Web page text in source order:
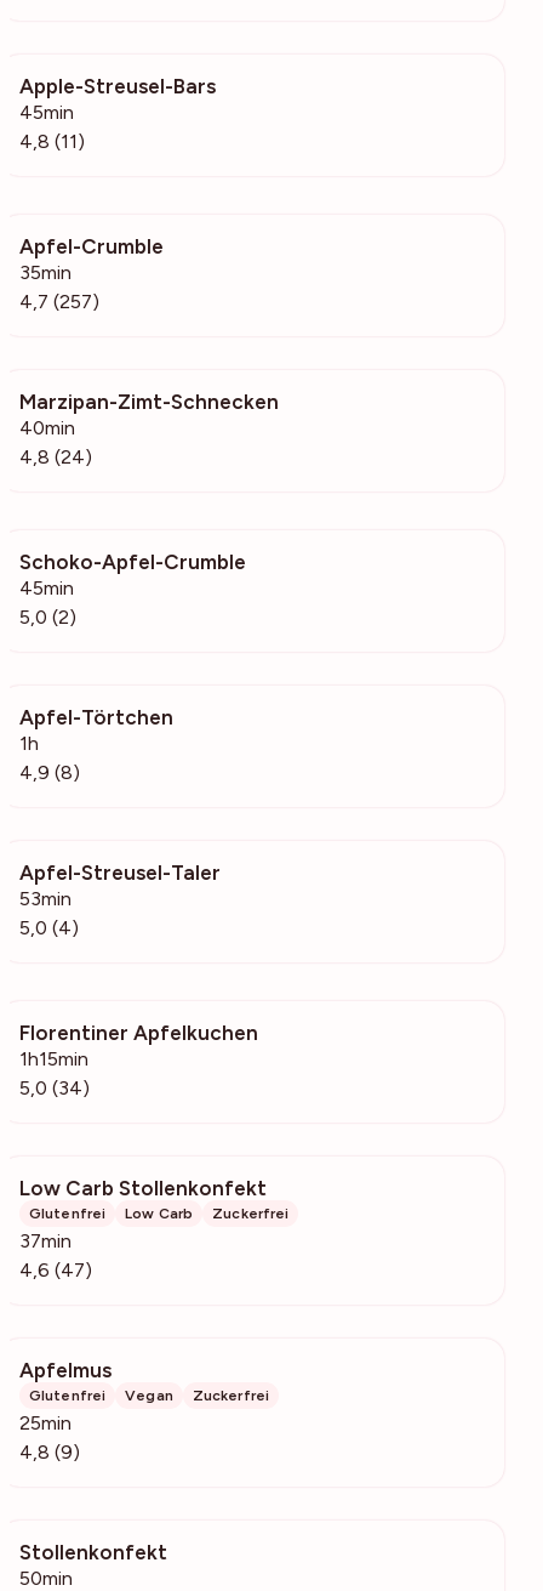
Apple-Streusel-Bars
45min
4,8 (11)
Apfel-Crumble
35min
4,7 (257)
Marzipan-Zimt-Schnecken
40min
4,8 (24)
Schoko-Apfel-Crumble
45min
5,0 (2)
Apfel-Törtchen
1h
4,9 (8)
Apfel-Streusel-Taler
53min
5,0 (4)
Florentiner Apfelkuchen
1h15min
5,0 (34)
Low Carb Stollenkonfekt
Glutenfrei Low Carb Zuckerfrei
37min
4,6 (47)
Apfelmus
Glutenfrei Vegan Zuckerfrei
25min
4,8 (9)
Stollenkonfekt
50min